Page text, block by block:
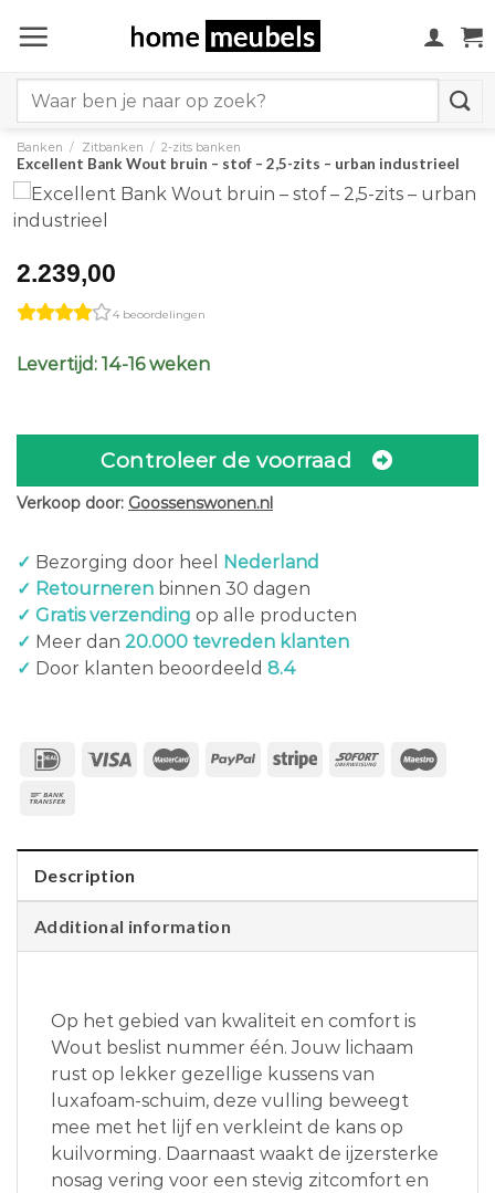
naar
for:
Banken / Zitbanken / 2-zits banken
Excellent Bank Wout bruin – stof – 2,5-zits – urban industrieel
2.239,00
4 beoordelingen
Levertijd: 14-16 weken
Controleer de voorraad
Verkoop door: Goossenswonen.nl
✓ Bezorging door heel
Nederland
✓ Retourneren binnen 30 dagen
✓ Gratis verzending op alle producten
✓ Meer dan 20.000 tevreden klanten
✓ Door klanten beoordeeld 8.4
Description
Additional information
Op het gebied van kwaliteit en comfort is
Wout beslist nummer één. Jouw lichaam
rust op lekker gezellige kussens van
luxafoam-schuim, deze vulling beweegt
mee met het lijf en verkleint de kans op
kuilvorming. Daarnaast waakt de ijzersterke
nosag vering voor een stevig zitcomfort en